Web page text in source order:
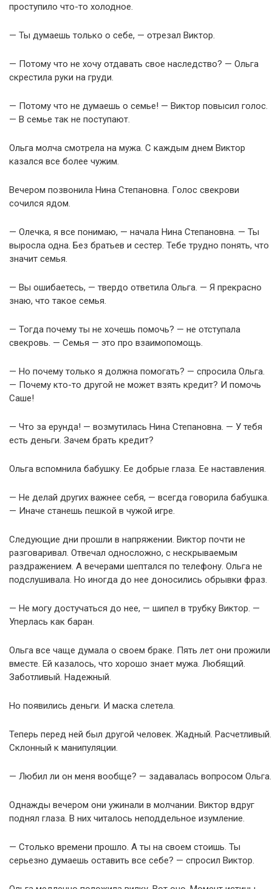
проступило что-то холодное.
— Ты думаешь только о себе, — отрезал Виктор.
— Потому что не хочу отдавать свое наследство? — Ольга
скрестила руки на груди.
— Потому что не думаешь о семье! — Виктор повысил голос.
— В семье так не поступают.
Ольга молча смотрела на мужа. С каждым днем Виктор
казался все более чужим.
Вечером позвонила Нина Степановна. Голос свекрови
сочился ядом.
— Олечка, я все понимаю, — начала Нина Степановна. — Ты
выросла одна. Без братьев и сестер. Тебе трудно понять, что
значит семья.
— Вы ошибаетесь, — твердо ответила Ольга. — Я прекрасно
знаю, что такое семья.
— Тогда почему ты не хочешь помочь? — не отступала
свекровь. — Семья — это про взаимопомощь.
— Но почему только я должна помогать? — спросила Ольга.
— Почему кто-то другой не может взять кредит? И помочь
Саше!
— Что за ерунда! — возмутилась Нина Степановна. — У тебя
есть деньги. Зачем брать кредит?
Ольга вспомнила бабушку. Ее добрые глаза. Ее наставления.
— Не делай других важнее себя, — всегда говорила бабушка.
— Иначе станешь пешкой в чужой игре.
Следующие дни прошли в напряжении. Виктор почти не
разговаривал. Отвечал односложно, с нескрываемым
раздражением. А вечерами шептался по телефону. Ольга не
подслушивала. Но иногда до нее доносились обрывки фраз.
— Не могу достучаться до нее, — шипел в трубку Виктор. —
Уперлась как баран.
Ольга все чаще думала о своем браке. Пять лет они прожили
вместе. Ей казалось, что хорошо знает мужа. Любящий.
Заботливый. Надежный.
Но появились деньги. И маска слетела.
Теперь перед ней был другой человек. Жадный. Расчетливый.
Склонный к манипуляции.
— Любил ли он меня вообще? — задавалась вопросом Ольга.
Однажды вечером они ужинали в молчании. Виктор вдруг
поднял глаза. В них читалось неподдельное изумление.
— Столько времени прошло. А ты на своем стоишь. Ты
серьезно думаешь оставить все себе? — спросил Виктор.